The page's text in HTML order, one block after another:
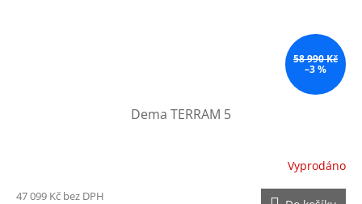
58 990 Kč
–3 %
Dema TERRAM 5
Vyprodáno
47 099 Kč bez DPH